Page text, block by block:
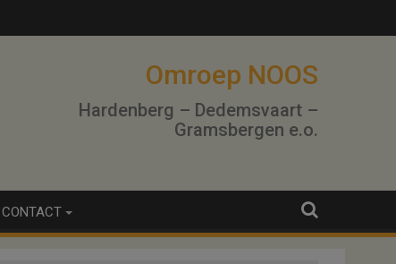
Omroep NOOS
Hardenberg – Dedemsvaart –
Gramsbergen e.o.
CONTACT